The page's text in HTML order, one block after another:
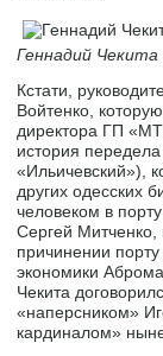
Геннадий
Кстати,
Войтенко,
директора ГП
история
«Ильичевский»),
других одесских
человеком в
Сергей Митченко,
причинении
экономики
Чекита
«наперсником»
кардиналом»